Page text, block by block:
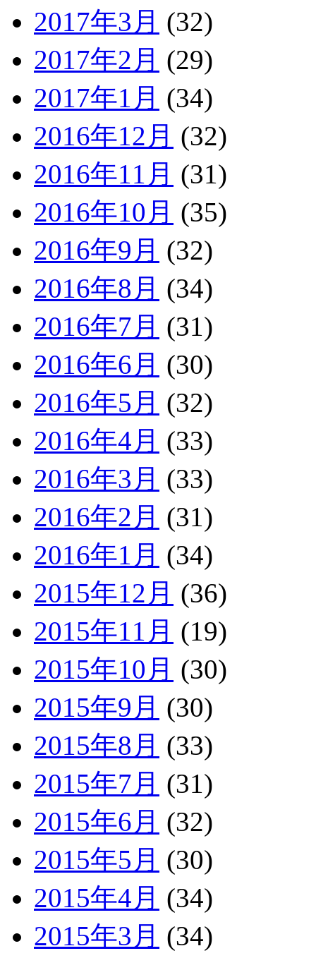
2017年3月 (32)
2017年2月 (29)
2017年1月 (34)
2016年12月 (32)
2016年11月 (31)
2016年10月 (35)
2016年9月 (32)
2016年8月 (34)
2016年7月 (31)
2016年6月 (30)
2016年5月 (32)
2016年4月 (33)
2016年3月 (33)
2016年2月 (31)
2016年1月 (34)
2015年12月 (36)
2015年11月 (19)
2015年10月 (30)
2015年9月 (30)
2015年8月 (33)
2015年7月 (31)
2015年6月 (32)
2015年5月 (30)
2015年4月 (34)
2015年3月 (34)